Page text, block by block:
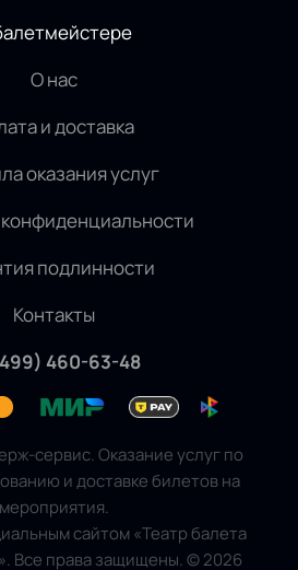
О нас
и доставка
оказания услуг
подлинности
Контакты
460-63-48
сервис. Оказание услуг по
и доставке билетов на
мероприятия.
сайтом «Театр балета
Все права защищены.©2026